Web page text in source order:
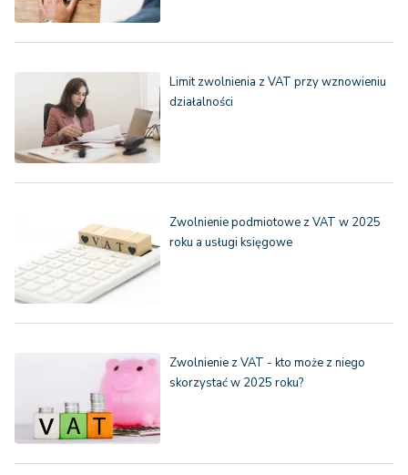
Limit zwolnienia z VAT przy wznowieniu
działalności
Zwolnienie podmiotowe z VAT w 2025
roku a usługi księgowe
Zwolnienie z VAT - kto może z niego
skorzystać w 2025 roku?